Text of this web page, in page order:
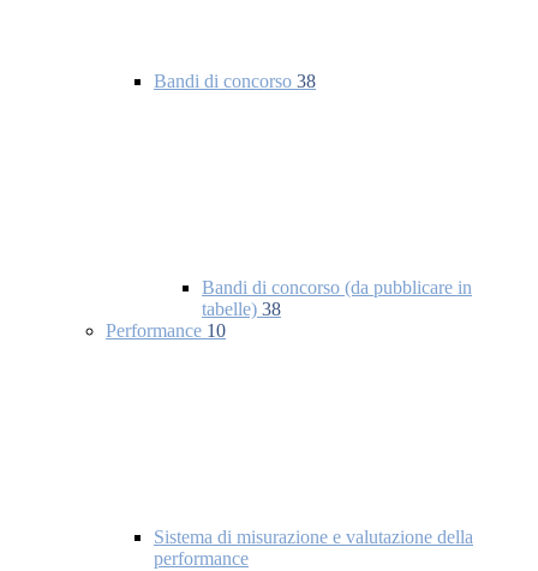
Bandi di concorso 38
Bandi di concorso (da pubblicare in
tabelle) 38
Performance 10
Sistema di misurazione e valutazione della
performance